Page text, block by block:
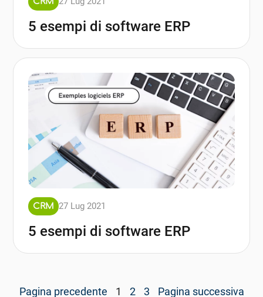
5 esempi di software ERP
CRM 27 Lug 2021
5 esempi di software ERP
Pagina precedente 1 2 3 Pagina successiva